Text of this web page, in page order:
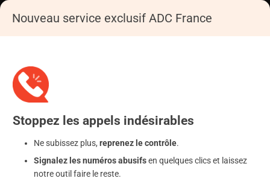
PRESSE
Accueil
Presse
Nouveau service exclusif ADC France
Stoppez les appels indésirables
Ne subissez plus, reprenez le contrôle.
Signalez les numéros abusifsen quelques clics et laissez
notre outil faire le reste.